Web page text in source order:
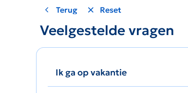
Terug Reset
Veelgestelde vragen
Ik ga op vakantie